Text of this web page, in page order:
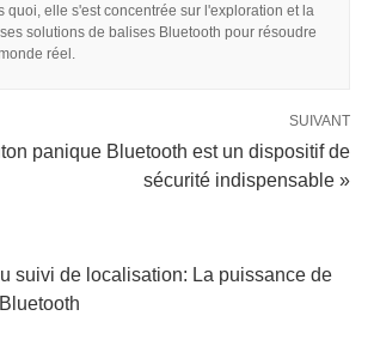
quoi, elle s'est concentrée sur l'exploration et la
solutions de balises Bluetooth pour résoudre
réel.
SUIVANT
panique Bluetooth est un dispositif de
sécurité indispensable »
suivi de localisation: La puissance de